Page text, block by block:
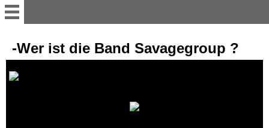
1-Savagegroup-Deutsch
Wer ist die Band
-Wer ist die Band Savagegroup ?